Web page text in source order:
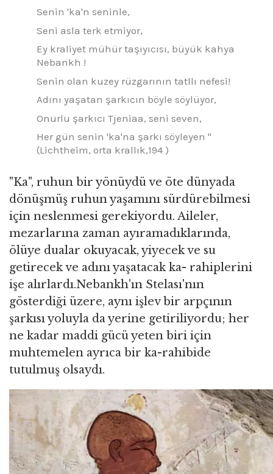
Senin 'ka'n seninle,
Seni asla terk etmiyor,
Ey kraliyet mühür taşıyıcısı, büyük kahya
Nebankh !
Senin olan kuzey rüzgarının tatllı nefesi!
Adını yaşatan şarkıcın böyle söylüyor,
Onurlu şarkıcı Tjeniaa, seni seven,
Her gün senin 'ka'na şarkı söyleyen "
(Lichtheim, orta krallık,194 )
"Ka", ruhun bir yönüydü ve öte dünyada
dönüşmüş ruhun yaşamını sürdürebilmesi
için neslenmesi gerekiyordu. Aileler,
mezarlarına zaman ayıramadıklarında,
ölüye dualar okuyacak, yiyecek ve su
getirecek ve adını yaşatacak ka- rahiplerini
işe alırlardı.Nebankh'ın Stelası'nın
gösterdiği üzere, aynı işlev bir arpçının
şarkısı yoluyla da yerine getiriliyordu; her
ne kadar maddi gücü yeten biri için
muhtemelen ayrıca bir ka-rahibide
tutulmuş olsaydı.